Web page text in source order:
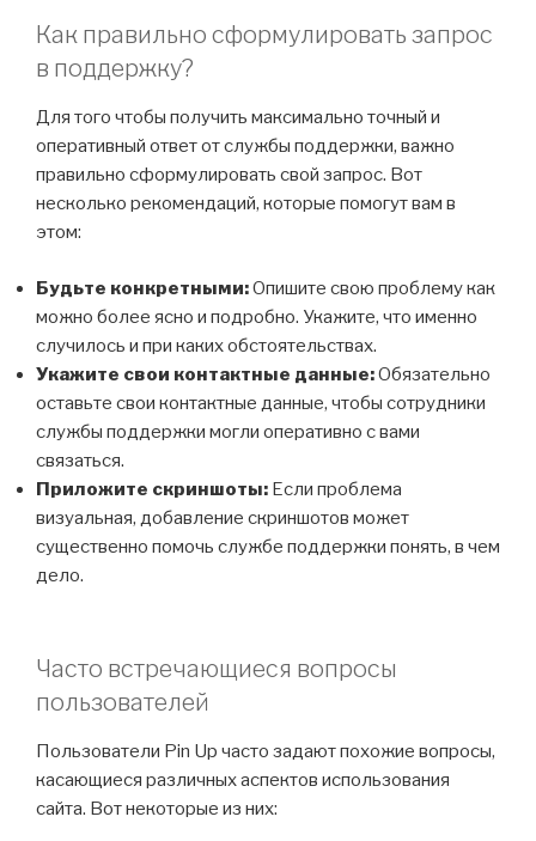
Как правильно сформулировать запрос
в поддержку?
Для того чтобы получить максимально точный и
оперативный ответ от службы поддержки, важно
правильно сформулировать свой запрос. Вот
несколько рекомендаций, которые помогут вам в
этом:
Будьте конкретными:Опишите свою проблему как
можно более ясно и подробно. Укажите, что именно
случилось и при каких обстоятельствах.
Укажите свои контактные данные:Обязательно
оставьте свои контактные данные, чтобы сотрудники
службы поддержки могли оперативно с вами
связаться.
Приложите скриншоты: Если проблема
визуальная, добавление скриншотов может
существенно помочь службе поддержки понять, в чем
дело.
Часто встречающиеся вопросы
пользователей
Пользователи Pin Up часто задают похожие вопросы,
касающиеся различных аспектов использования
сайта. Вот некоторые из них: